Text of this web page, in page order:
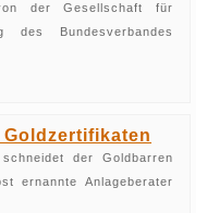
der Gesellschaft für
des Bundesverbandes
der Goldbarren
ernannte Anlageberater